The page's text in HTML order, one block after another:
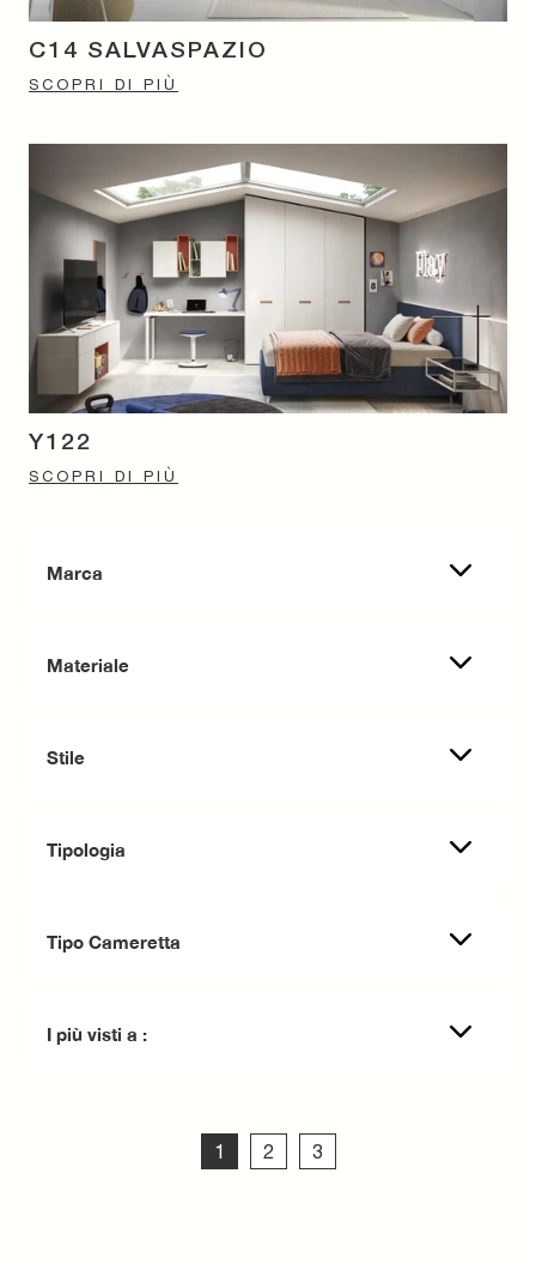
Marca
Materiale
Stile
Tipologia
Tipo Cameretta
I più visti a :
C14 SALVASPAZIO
SCOPRI DI PIÙ
Y122
SCOPRI DI PIÙ
1 2 3